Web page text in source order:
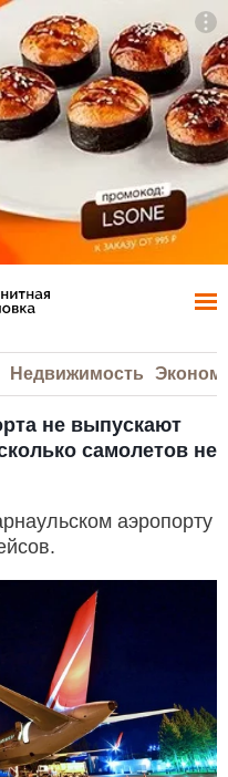
Недвижимость
не выпускают
самолетов не
аэропорту